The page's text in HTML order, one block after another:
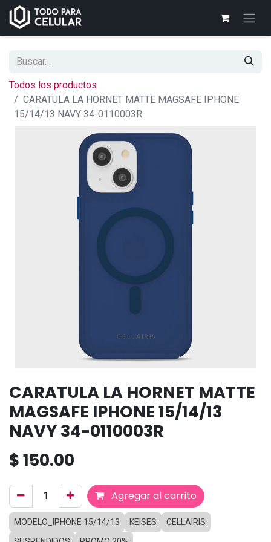
Todos los productos
CARATULA LA HORNET MATTE MAGSAFE IPHONE
15/14/13 NAVY 34-0110003R
CARATULA LA HORNET MATTE
MAGSAFE IPHONE 15/14/13
NAVY 34-0110003R
$150.00
Agregar al carrito
MODELO_IPHONE 15/14/13 KEISES
CELLAIRIS